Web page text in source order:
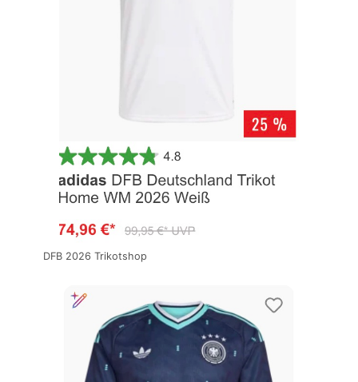
DFB 2026 Trikotshop